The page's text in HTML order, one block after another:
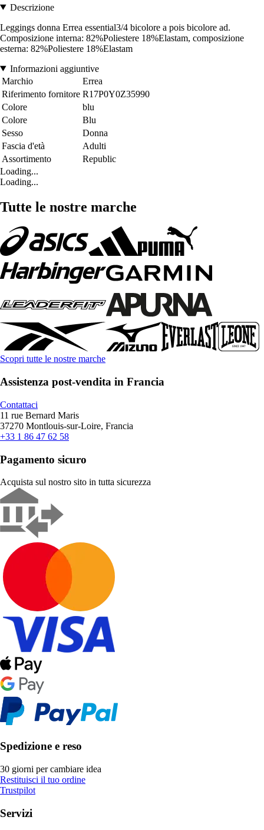
Descrizione
Leggings donna Errea essential3/4 bicolore a pois bicolore ad.
Composizione interna: 82%Poliestere 18%Elastam, composizione
esterna: 82%Poliestere 18%Elastam
Informazioni aggiuntive
Marchio
Errea
Riferimento fornitore R17P0Y0Z35990
Colore
blu
Colore
Blu
Sesso
Donna
Fascia d'età
Adulti
Assortimento
Republic
Loading...
Loading...
Tutte le nostre marche
Scopri tutte le nostre marche
Assistenza post-vendita in Francia
Contattaci
11 rue Bernard Maris
37270 Montlouis-sur-Loire, Francia
+33 1 86 47 62 58
Pagamento sicuro
Acquista sul nostro sito in tutta sicurezza
Spedizione e reso
30 giorni per cambiare idea
Restituisci il tuo ordine
Trustpilot
Servizi